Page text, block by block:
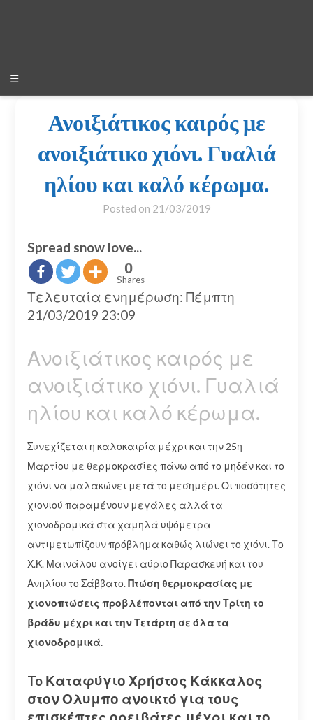
☰
Ανοιξιάτικος καιρός με
ανοιξιάτικο χιόνι. Γυαλιά
ηλίου και καλό κέρωμα.
Posted on 21/03/2019
Spread snow love...
0
Shares
Τελευταία ενημέρωση: Πέμπτη
21/03/2019 23:09
Ανοιξιάτικος καιρός με
ανοιξιάτικο χιόνι. Γυαλιά
ηλίου και καλό κέρωμα.
Συνεχίζεται η καλοκαιρία μέχρι και την 25η
Μαρτίου με θερμοκρασίες πάνω από το μηδέν και το
χιόνι να μαλακώνει μετά το μεσημέρι. Οι ποσότητες
χιονιού παραμένουν μεγάλες αλλά τα
χιονοδρομικά στα χαμηλά υψόμετρα
αντιμετωπίζουν πρόβλημα καθώς λιώνει το χιόνι. Το
Χ.Κ. Μαινάλου ανοίγει αύριο Παρασκευή και του
Ανηλίου το Σάββατο.Πτώση θερμοκρασίας με
χιονοπτώσεις προβλέπονται από την Τρίτη το
βράδυ μέχρι και την Τετάρτη σε όλα τα
χιονοδρομικά.
To Καταφύγιο Χρήστος Κάκκαλος
στον Ολυμπο ανοικτό για τους